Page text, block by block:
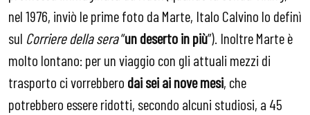
nel 1976, inviò le prime foto da Marte, Italo Calvino lo definì
sul Corriere della sera“un deserto in più”). Inoltre Marte è
molto lontano: per un viaggio con gli attuali mezzi di
trasporto ci vorrebbero dai sei ai nove mesi, che
potrebbero essere ridotti, secondo alcuni studiosi, a 45